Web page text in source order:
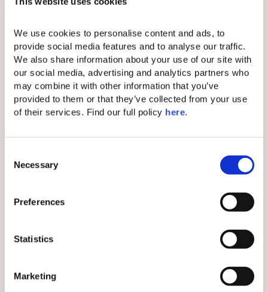
We use cookies to personalise content and ads, to
provide social media features and to analyse our traffic.
We also share information about your use of our site with
our social media, advertising and analytics partners who
may combine it with other information that you’ve
provided to them or that they’ve collected from your use
of their services. Find our full policy here.
Necessary
Preferences
Statistics
Marketing
Lits king size confortables et linge de
lit raffiné
Climatisation individuelle
Sèche-cheveux
Coffre électronique (pour tablettes
nécessaire à thé